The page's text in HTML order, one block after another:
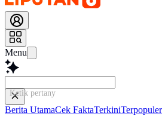
Menu
Ketik pertanyaanmu di sini.
Berita UtamaCek FaktaTerkiniTerpopuler